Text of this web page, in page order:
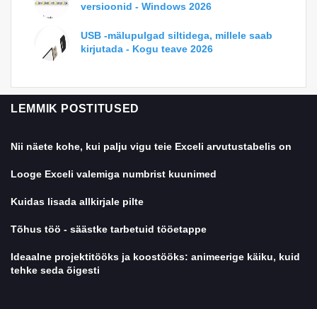
versioonid - Windows 2026
USB -mälupulgad siltidega, millele saab
kirjutada - Kogu teave 2026
LEMMIK POSTITUSED
Nii näete kohe, kui palju vigu teie Exceli arvutustabelis on
Looge Exceli valemiga numbrist kuunimed
Kuidas lisada allkirjale pilte
Tõhus töö - säästke tarbetuid tööetappe
Ideaalne projektitööks ja koostööks: animeerige käiku, kuid
tehke seda õigesti